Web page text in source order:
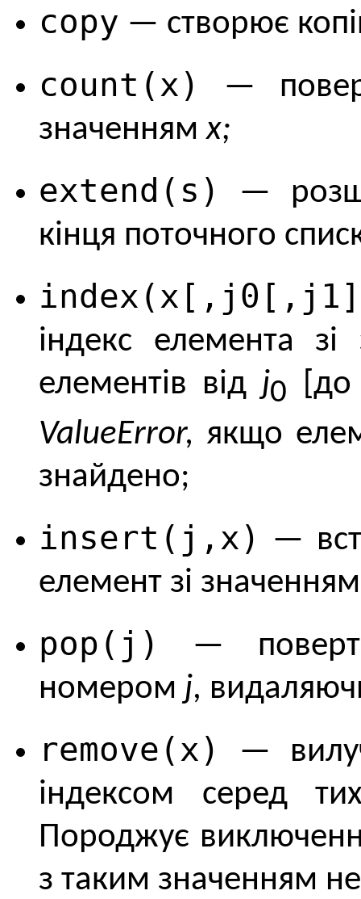
copy — створює
count(x)
—
значеннямx;
extend(s)
—
кінця поточного
iндекс елемента
елементів від j0
ValueError, якщо
знайдено;
insert(j,x)
—
елемент зі
pop(j)
—
номером j,
remove(x)
—
iндексом серед
Породжує
з таким значенням